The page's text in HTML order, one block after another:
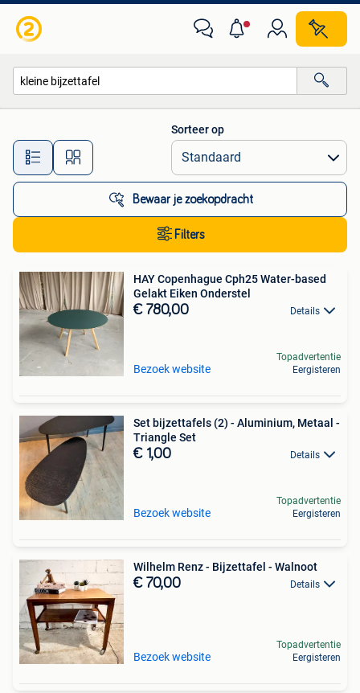
Alle afstanden…
Sorteer op
Bewaar je zoekopdracht
Filters
HAY Copenhague Cph25 Water-based
Gelakt Eiken Onderstel
€ 780,00 Details
Bezoek website
Topadvertentie
Eergisteren
Set bijzettafels (2) - Aluminium, Metaal -
Triangle Set
€ 1,00 Details
Bezoek website
Topadvertentie
Eergisteren
Wilhelm Renz - Bijzettafel - Walnoot
€ 70,00 Details
Bezoek website
Topadvertentie
Eergisteren